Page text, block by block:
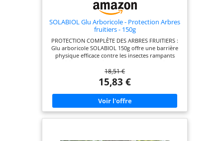
SOLABIOL Glu Arboricole - Protection Arbres
fruitiers - 150g
PROTECTION COMPLÈTE DES ARBRES FRUITIERS :
Glu arboricole SOLABIOL 150g offre une barrière
physique efficace contre les insectes rampants
forficules (perce-oreilles), chenilles et cheimatobies
qui menacent vos arbres fruitiers EFFICACITÉ
LONGUE DURÉE DE 3 SEMAINES : Formule
adhésive résistante aux intempéries qui maintient
son efficacité jusqu'à 3 semaines après application
- Protection continue sans renouvellement
fréquent pour un entretien simplifié de votre
18,51 €
15,83 €